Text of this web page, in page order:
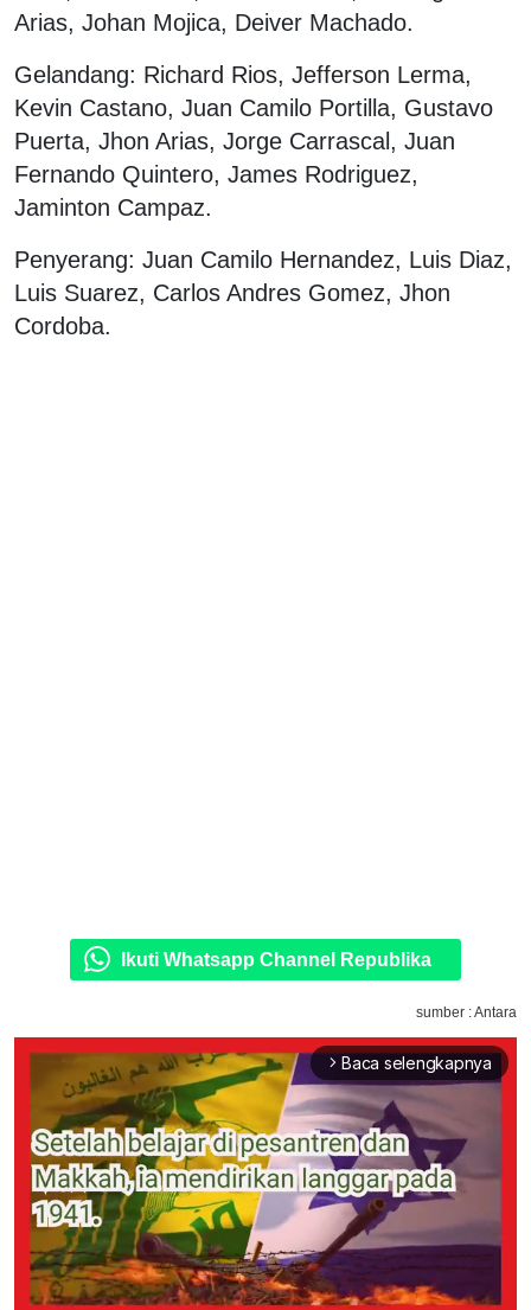
Arias, Johan Mojica, Deiver Machado.
Gelandang: Richard Rios, Jefferson Lerma,
Kevin Castano, Juan Camilo Portilla, Gustavo
Puerta, Jhon Arias, Jorge Carrascal, Juan
Fernando Quintero, James Rodriguez,
Jaminton Campaz.
Penyerang: Juan Camilo Hernandez, Luis Diaz,
Luis Suarez, Carlos Andres Gomez, Jhon
Cordoba.
Ikuti Whatsapp Channel Republika
sumber : Antara
arrow_forward_ios Baca selengkapnya